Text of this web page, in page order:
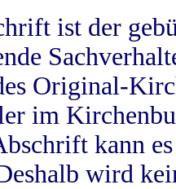
ist der
Original-
im
kann
wird